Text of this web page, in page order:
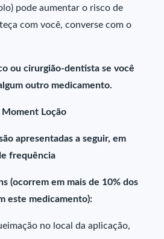
pode aumentar o risco de
com você, converse com o
ou cirurgião-dentista se você
outro medicamento.
Moment Loção
apresentadas a seguir, em
frequência
(ocorrem em mais de 10% dos
este medicamento):
no local da aplicação,